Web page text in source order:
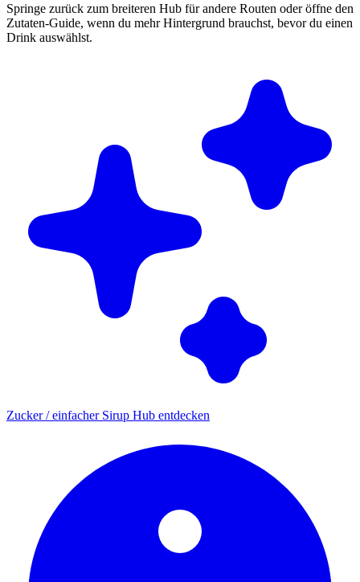
Springe zurück zum breiteren Hub für andere Routen oder öffne den
Zutaten-Guide, wenn du mehr Hintergrund brauchst, bevor du einen
Drink auswählst.
Zucker / einfacher Sirup Hub entdecken